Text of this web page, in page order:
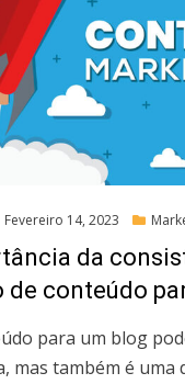
Fevereiro 14, 2023
da
de conteúdo
para um blog
mas também é uma